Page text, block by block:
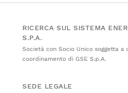
RICERCA SUL SISTEMA
S.P.A.
Società con Socio Unico soggetta a
coordinamento di GSE S.p.A.
SEDE LEGALE